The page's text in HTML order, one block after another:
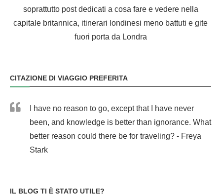
soprattutto post dedicati a cosa fare e vedere nella
capitale britannica, itinerari londinesi meno battuti e gite
fuori porta da Londra
CITAZIONE DI VIAGGIO PREFERITA
I have no reason to go, except that I have never
been, and knowledge is better than ignorance. What
better reason could there be for traveling? - Freya
Stark
IL BLOG TI È STATO UTILE?